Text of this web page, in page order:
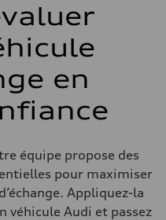
en
équipe propose des
pour maximiser
Appliquez-la
véhicule Audi et passez